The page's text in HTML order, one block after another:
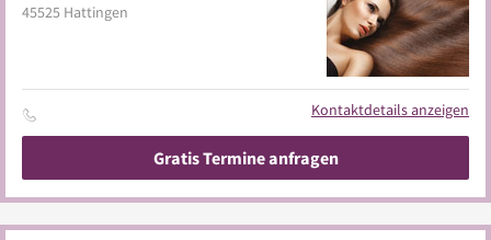
45525 Hattingen
Kontaktdetails anzeigen
Gratis Termine anfragen